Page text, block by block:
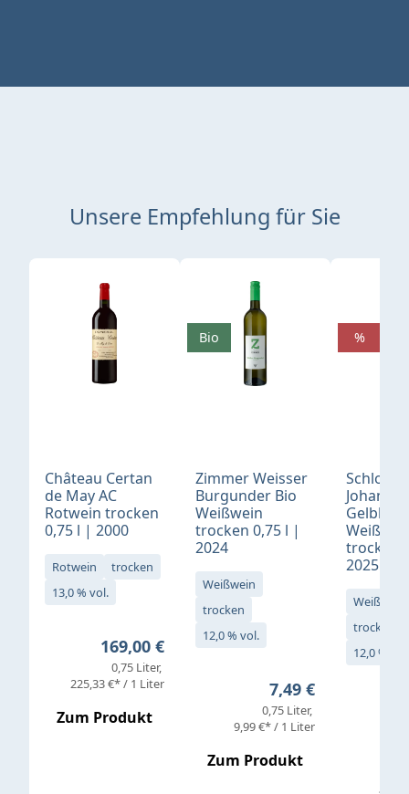
Unsere Empfehlung für Sie
Produktgalerie überspringen
Château Certan
de May AC
Rotwein trocken
0,75 l | 2000
Rotwein
trocken
13,0 % vol.
Regulärer Preis:
169,00 €
0,75 Liter
225,33 €* / 1 Liter
Zum Produkt
Zimmer Weisser
Burgunder Bio
Weißwein
trocken 0,75 l |
2024
Weißwein
trocken
12,0 % vol.
Regulärer Preis:
7,49 €
0,75 Liter
9,99 €* / 1 Liter
Zum Produkt
Bio
Schloß
Gelblack
trocken
2025
Weißwein
trocken
12,0 % vol.
%